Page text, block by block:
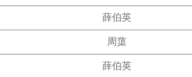
薛伯英
周蕖
薛伯英